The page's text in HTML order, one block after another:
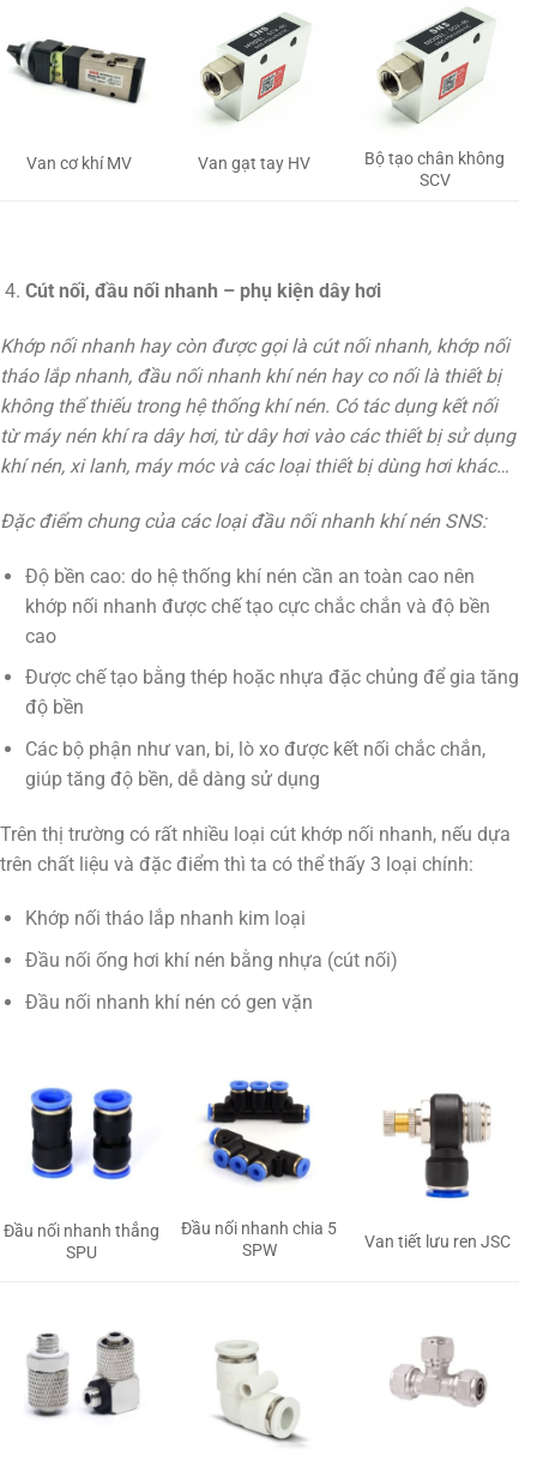
Van cơ khí MV Van gạt tay HV
Bộ tạo chân không
SCV
Cút nối, đầu nối nhanh – phụ kiện dây hơi
Khớp nối nhanh hay còn được gọi là cút nối nhanh, khớp nối
tháo lắp nhanh, đầu nối nhanh khí nén hay co nối là thiết bị
không thể thiếu trong hệ thống khí nén. Có tác dụng kết nối
từ máy nén khí ra dây hơi, từ dây hơi vào các thiết bị sử dụng
khí nén, xi lanh, máy móc và các loại thiết bị dùng hơi khác…
Đặc điểm chung của các loại đầu nối nhanh khí nén SNS:
Độ bền cao: do hệ thống khí nén cần an toàn cao nên
khớp nối nhanh được chế tạo cực chắc chắn và độ bền
cao
Được chế tạo bằng thép hoặc nhựa đặc chủng để gia tăng
độ bền
Các bộ phận như van, bi, lò xo được kết nối chắc chắn,
giúp tăng độ bền, dễ dàng sử dụng
Trên thị trường có rất nhiều loại cút khớp nối nhanh, nếu dựa
trên chất liệu và đặc điểm thì ta có thể thấy 3 loại chính:
Khớp nối tháo lắp nhanh kim loại
Đầu nối ống hơi khí nén bằng nhựa (cút nối)
Đầu nối nhanh khí nén có gen vặn
Đầu nối nhanh thẳng
SPU
Đầu nối nhanh chia 5
SPW
Van tiết lưu ren JSC